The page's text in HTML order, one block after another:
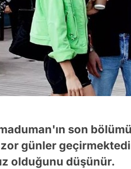
son
zor günler
olduğunu düşünür.